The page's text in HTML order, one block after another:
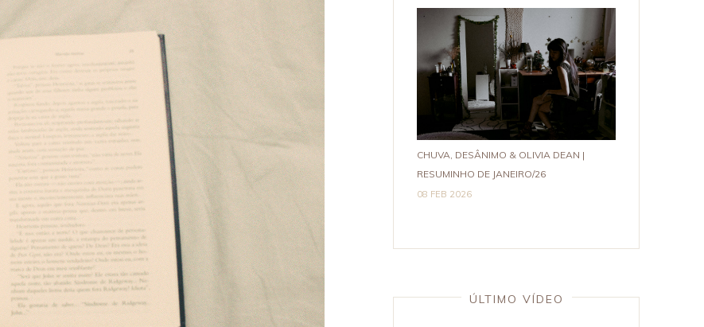
CHUVA, DESÂNIMO & OLIVIA DEAN |
RESUMINHO DE JANEIRO/26
08 FEB 2026
ÚLTIMO VÍDEO